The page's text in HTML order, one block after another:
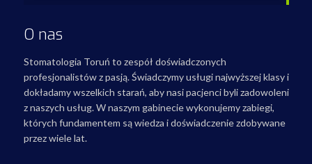
O nas
Stomatologia Toruń to zespół doświadczonych
profesjonalistów z pasją. Świadczymy usługi najwyższej klasy i
dokładamy wszelkich starań, aby nasi pacjenci byli zadowoleni
z naszych usług. W naszym gabinecie wykonujemy zabiegi,
których fundamentem są wiedza i doświadczenie zdobywane
przez wiele lat.